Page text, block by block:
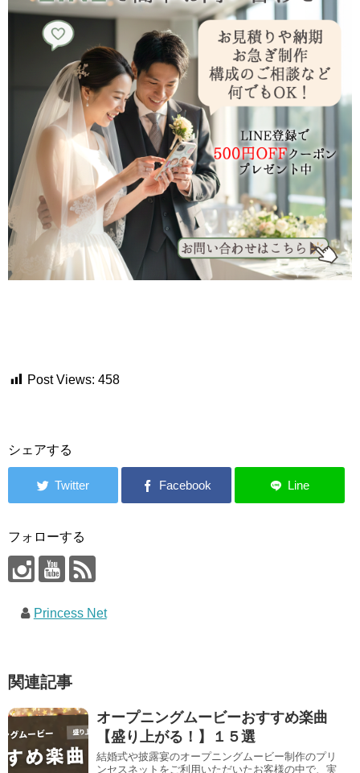
Post Views: 458
シェアする
フォローする
Princess Net
関連記事
オープニングムービーおすすめ楽曲
【盛り上がる！】１５選
結婚式や披露宴のオープニングムービー制作のプリ
ンセスネットをご利用いただいたお客様の中で、実